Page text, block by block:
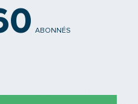
ABONNÉS